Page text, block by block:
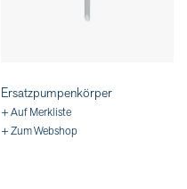
Ersatzpumpenkörper
+ Auf Merkliste
+ Zum Webshop